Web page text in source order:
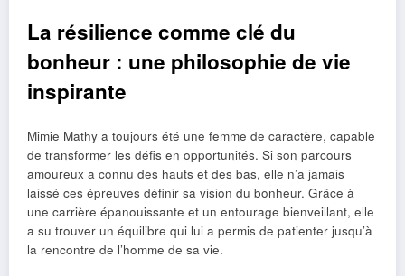
La résilience comme clé du
bonheur : une philosophie de vie
inspirante
Mimie Mathy a toujours été une femme de caractère, capable
de transformer les défis en opportunités. Si son parcours
amoureux a connu des hauts et des bas, elle n’a jamais
laissé ces épreuves définir sa vision du bonheur. Grâce à
une carrière épanouissante et un entourage bienveillant, elle
a su trouver un équilibre qui lui a permis de patienter jusqu’à
la rencontre de l’homme de sa vie.